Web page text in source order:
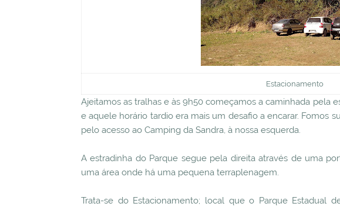
Estacionamento
Ajeitamos as tralhas e às 9h50 começamos a caminhada pela
e aquele horário tardio era mais um desafio a encarar. Fomos
pelo acesso ao Camping da Sandra, à nossa esquerda.
A estradinha do Parque segue pela direita através de uma
uma área onde há uma pequena terraplenagem.
Trata-se do Estacionamento; local que o Parque Estadual